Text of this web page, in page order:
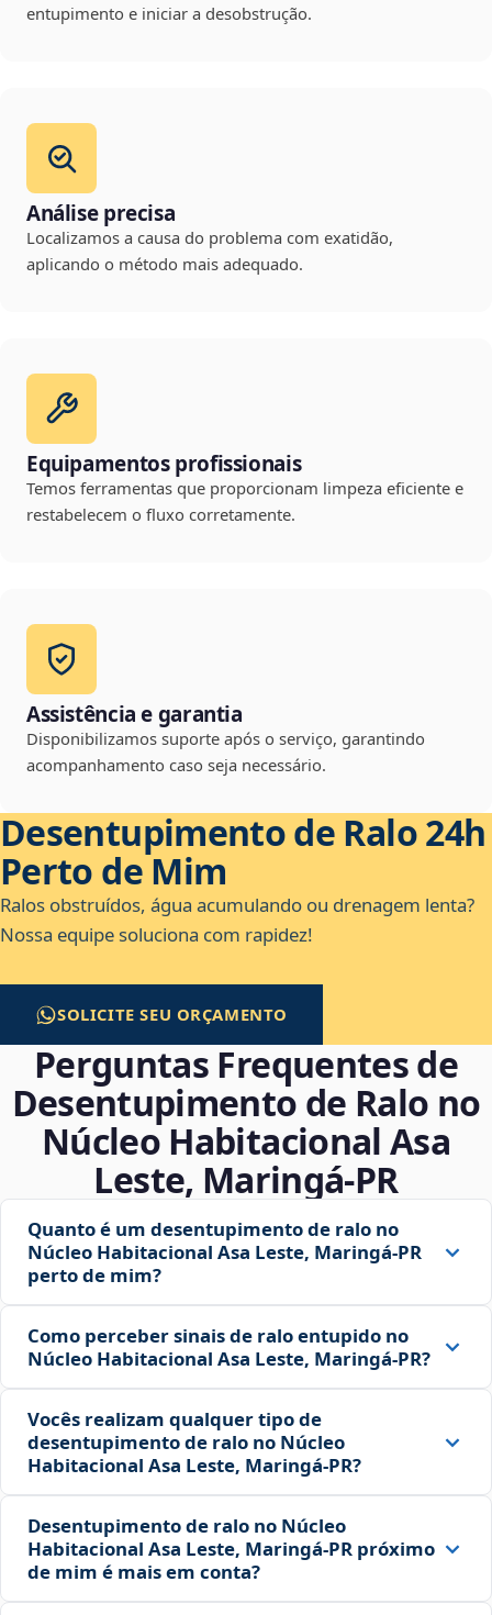
entupimento e iniciar a desobstrução.
Análise precisa
Localizamos a causa do problema com exatidão,
aplicando o método mais adequado.
Equipamentos profissionais
Temos ferramentas que proporcionam limpeza eficiente e
restabelecem o fluxo corretamente.
Assistência e garantia
Disponibilizamos suporte após o serviço, garantindo
acompanhamento caso seja necessário.
Desentupimento de Ralo 24h
Perto de Mim
Ralos obstruídos, água acumulando ou drenagem lenta?
Nossa equipe soluciona com rapidez!
SOLICITE SEU ORÇAMENTO
Perguntas Frequentes de
Desentupimento de Ralo no
Núcleo Habitacional Asa
Leste, Maringá‑PR
Quanto é um desentupimento de ralo no
Núcleo Habitacional Asa Leste, Maringá‑PR
perto de mim?
Como perceber sinais de ralo entupido no
Núcleo Habitacional Asa Leste, Maringá‑PR?
Vocês realizam qualquer tipo de
desentupimento de ralo no Núcleo
Habitacional Asa Leste, Maringá‑PR?
Desentupimento de ralo no Núcleo
Habitacional Asa Leste, Maringá‑PR próximo
de mim é mais em conta?